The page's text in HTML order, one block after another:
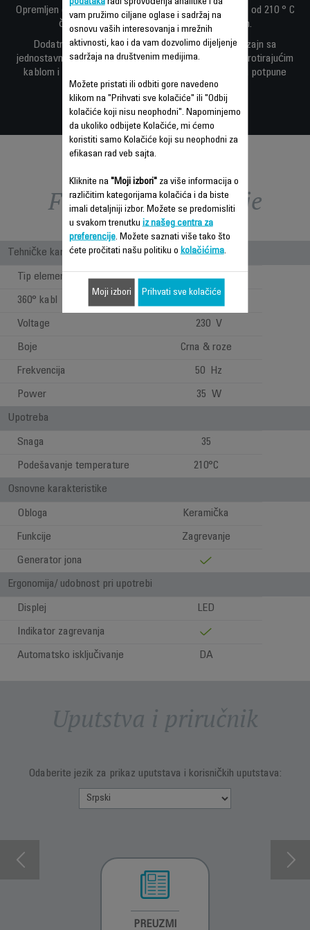
Opremljen digitalnim displejem, optimalna temperatura od 210 ° C
čini ravnanje kose izuzetno brzim i efikasnim.
Dodatne značajne karakteristike su kompaktan dizajn sa
jednostavnom ergonomskim drškom, praktičnim 360 ° rotirajućim
kablom i funkcijom automatskog isključivanja u svrhu potpune
bezbrižnosti.
Funkcije – poređenje
Tehničke karakteristike
Tip elementa za zagrevanje Keramika
360° kabl
Voltage 230 V
Boje Crna & roze
Frekvencija 50 Hz
Power 35 W
Upotreba
Snaga 35
Podešavanje temperature 210°C
Osnovne karakteristike
Obloga Keramička
Funkcije Zagrevanje
Generator jona
Ergonomija/ udobnost pri upotrebi
Displej LED
Indikator zagrevanja
Automatsko isključivanje DA
Uputstva i priručnik
Odaberite jezik za prikaz uputstava i korisničkih uputstava:
PREUZMI
vam pružimo ciljane oglase i sadržaj na
osnovu vaših interesovanja i mrežnih
aktivnosti, kao i da vam dozvolimo dijeljenje
sadržaja na društvenim medijima.
Možete pristati ili odbiti gore navedeno
klikom na "Prihvati sve kolačiće" ili "Odbij
kolačiće koji nisu neophodni". Napominjemo
da ukoliko odbijete Kolačiće, mi ćemo
koristiti samo Kolačiće koji su neophodni za
efikasan rad veb sajta.
Kliknite na "Moji izbori"za više informacija o
različitim kategorijama kolačića i da biste
imali detaljniji izbor. Možete se predomisliti
u svakom trenutku iz našeg centra za
preferencije. Možete saznati više tako što
ćete pročitati našu politiku o kolačićima.
Moji izbori Prihvati sve kolačiće